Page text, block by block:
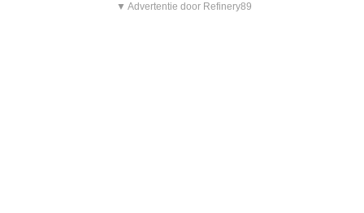
▼ Advertentie door Refinery89